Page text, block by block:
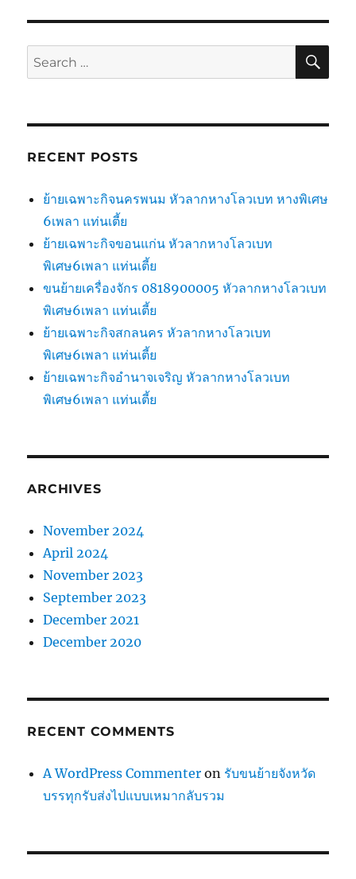
Search
for:
RECENT POSTS
ย้ายเฉพาะกิจนครพนม หัวลากหางโลวเบท หางพิเศษ
6เพลา แท่นเตี้ย
ย้ายเฉพาะกิจขอนแก่น หัวลากหางโลวเบท
พิเศษ6เพลา แท่นเตี้ย
ขนย้ายเครื่องจักร 0818900005 หัวลากหางโลวเบท
พิเศษ6เพลา แท่นเตี้ย
ย้ายเฉพาะกิจสกลนคร หัวลากหางโลวเบท
พิเศษ6เพลา แท่นเตี้ย
ย้ายเฉพาะกิจอำนาจเจริญ หัวลากหางโลวเบท
พิเศษ6เพลา แท่นเตี้ย
ARCHIVES
November 2024
April 2024
November 2023
September 2023
December 2021
December 2020
RECENT COMMENTS
A WordPress Commenter on รับขนย้ายจังหวัด
บรรทุกรับส่งไปแบบเหมากลับรวม